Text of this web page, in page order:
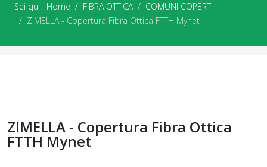
Sei qui: Home FIBRA OTTICA
COMUNI COPERTI
ZIMELLA - Copertura Fibra Ottica FTTH Mynet
ZIMELLA - Copertura Fibra Ottica
FTTH Mynet